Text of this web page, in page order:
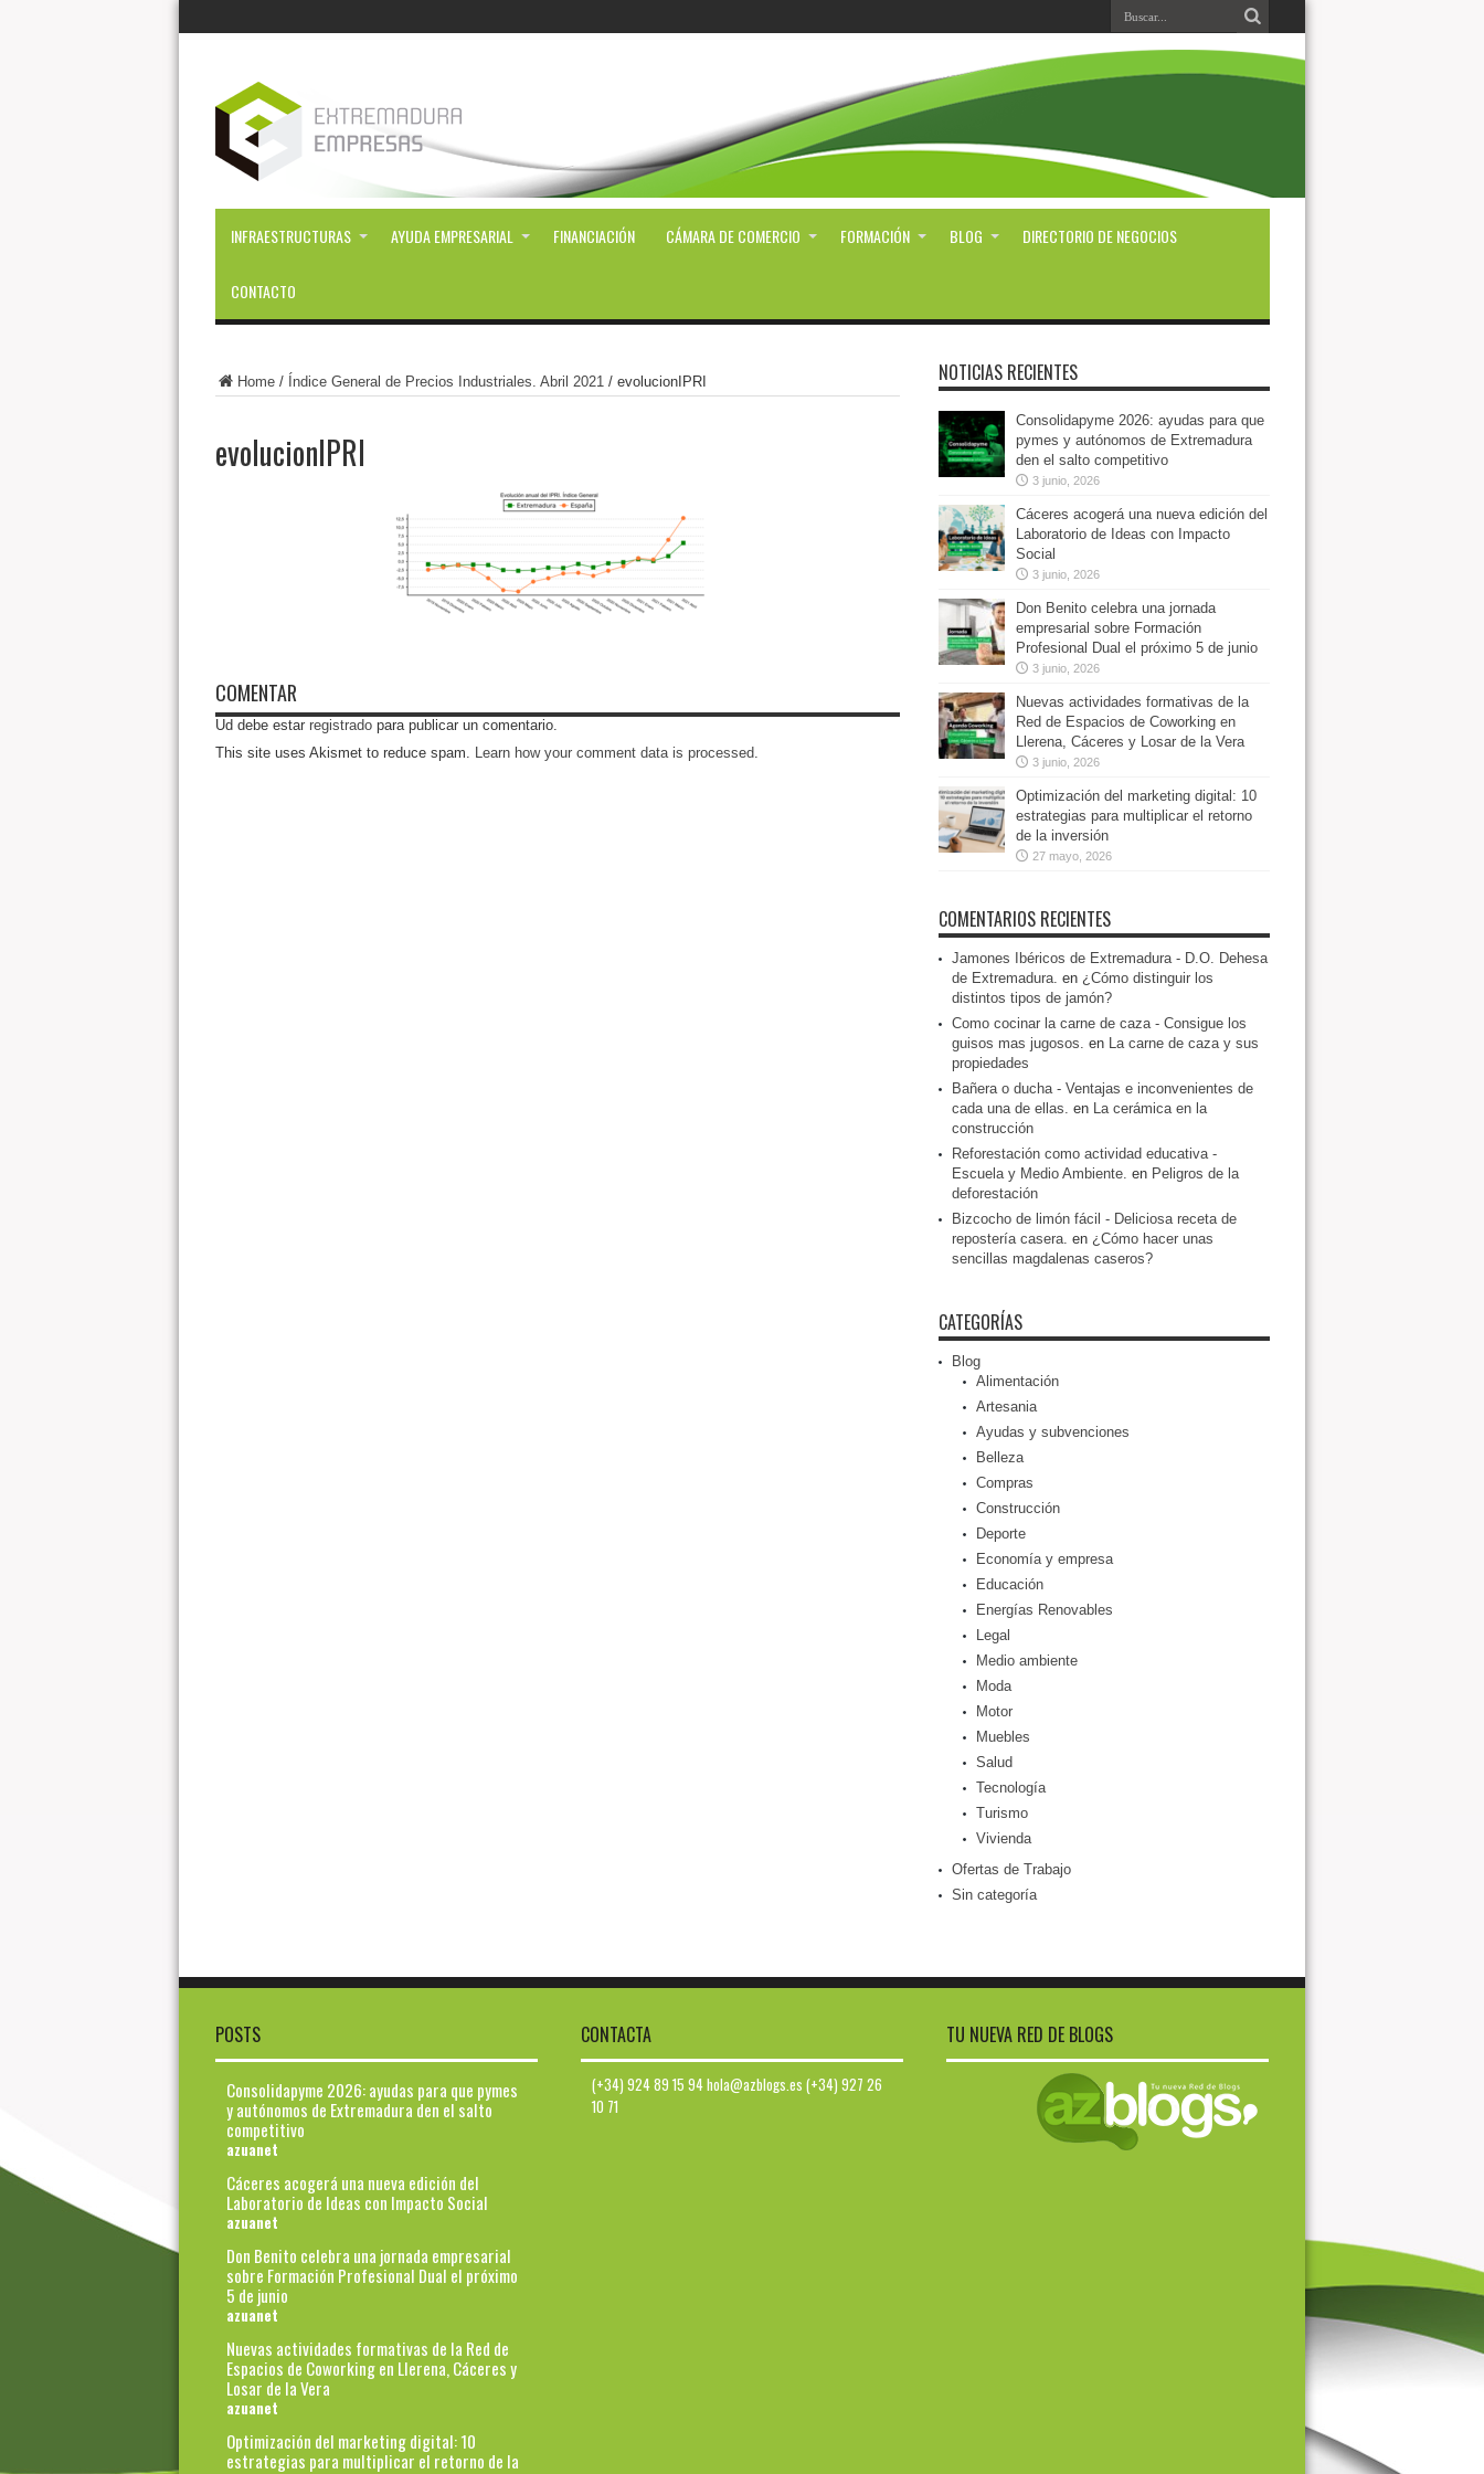
INFRAESTRUCTURAS AYUDA EMPRESARIAL FINANCIACIÓN CÁMARA DE COMERCIO FORMACIÓN BLOG DIRECTORIO DE NEGOCIOS
CONTACTO
Home/ Índice General de Precios Industriales. Abril 2021/ evolucionIPRI
evolucionIPRI
COMENTAR
Ud debe estar registradopara publicar un comentario.
This site uses Akismet to reduce spam. Learn how your comment data is processed.
NOTICIAS RECIENTES
Consolidapyme 2026: ayudas para que
pymes y autónomos de Extremadura
den el salto competitivo
3 junio, 2026
Cáceres acogerá una nueva edición del
Laboratorio de Ideas con Impacto
Social
3 junio, 2026
Don Benito celebra una jornada
empresarial sobre Formación
Profesional Dual el próximo 5 de junio
3 junio, 2026
Nuevas actividades formativas de la
Red de Espacios de Coworking en
Llerena, Cáceres y Losar de la Vera
3 junio, 2026
Optimización del marketing digital: 10
estrategias para multiplicar el retorno
de la inversión
27 mayo, 2026
COMENTARIOS RECIENTES
Jamones Ibéricos de Extremadura - D.O. Dehesa
de Extremadura. en ¿Cómo distinguir los
distintos tipos de jamón?
Como cocinar la carne de caza - Consigue los
guisos mas jugosos. en La carne de caza y sus
propiedades
Bañera o ducha - Ventajas e inconvenientes de
cada una de ellas. en La cerámica en la
construcción
Reforestación como actividad educativa -
Escuela y Medio Ambiente. en Peligros de la
deforestación
Bizcocho de limón fácil - Deliciosa receta de
repostería casera. en ¿Cómo hacer unas
sencillas magdalenas caseros?
CATEGORÍAS
Blog
Alimentación
Artesania
Ayudas y subvenciones
Belleza
Compras
Construcción
Deporte
Economía y empresa
Educación
Energías Renovables
Legal
Medio ambiente
Moda
Motor
Muebles
Salud
Tecnología
Turismo
Vivienda
Ofertas de Trabajo
Sin categoría
POSTS
Consolidapyme 2026: ayudas para que pymes
y autónomos de Extremadura den el salto
competitivo
azuanet
Cáceres acogerá una nueva edición del
Laboratorio de Ideas con Impacto Social
azuanet
Don Benito celebra una jornada empresarial
sobre Formación Profesional Dual el próximo
5 de junio
azuanet
Nuevas actividades formativas de la Red de
Espacios de Coworking en Llerena, Cáceres y
Losar de la Vera
azuanet
Optimización del marketing digital: 10
estrategias para multiplicar el retorno de la
CONTACTA
(+34) 924 89 15 94 hola@azblogs.es (+34) 927 26
10 71
TU NUEVA RED DE BLOGS